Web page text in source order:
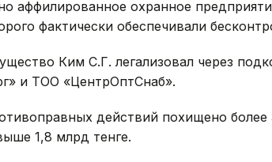
аффилированное охранное
фактически обеспечивали
Ким С.Г. легализовал через
и ТОО «ЦентрОптСнаб».
действий похищено
1,8 млрд тенге.